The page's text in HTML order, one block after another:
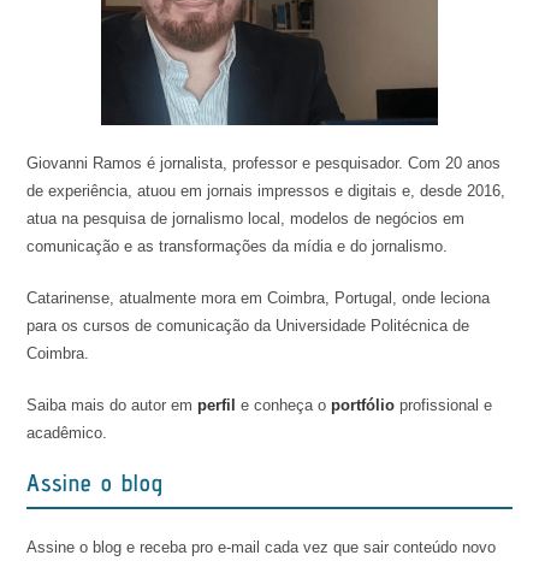
Giovanni Ramos é jornalista, professor e pesquisador. Com 20 anos
de experiência, atuou em jornais impressos e digitais e, desde 2016,
atua na pesquisa de jornalismo local, modelos de negócios em
comunicação e as transformações da mídia e do jornalismo.
Catarinense, atualmente mora em Coimbra, Portugal, onde leciona
para os cursos de comunicação da Universidade Politécnica de
Coimbra.
Saiba mais do autor emperfil e conheça oportfólio profissional e
acadêmico.
Assine o blog
Assine o blog e receba pro e-mail cada vez que sair conteúdo novo